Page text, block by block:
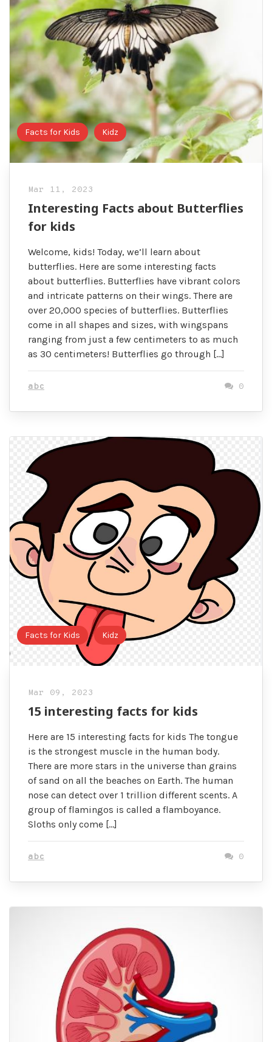
Facts for Kids Kidz
Mar 11, 2023
Interesting Facts about Butterflies
for kids
Welcome, kids! Today, we’ll learn about
butterflies. Here are some interesting facts
about butterflies. Butterflies have vibrant colors
and intricate patterns on their wings. There are
over 20,000 species of butterflies. Butterflies
come in all shapes and sizes, with wingspans
ranging from just a few centimeters to as much
as 30 centimeters! Butterflies go through […]
abc 0
Facts for Kids Kidz
Mar 09, 2023
15 interesting facts for kids
Here are 15 interesting facts for kids The tongue
is the strongest muscle in the human body.
There are more stars in the universe than grains
of sand on all the beaches on Earth. The human
nose can detect over 1 trillion different scents. A
group of flamingos is called a flamboyance.
Sloths only come […]
abc 0